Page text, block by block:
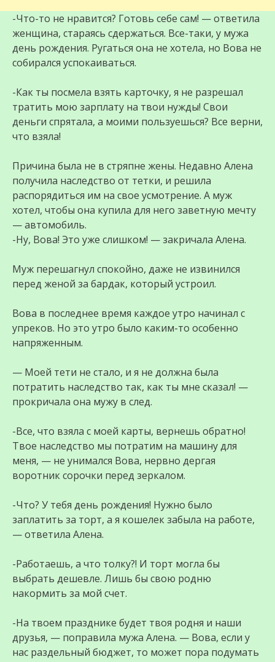
-Что-то не нравится? Готовь себе сам! — ответила
женщина, стараясь сдержаться. Все-таки, у мужа
день рождения. Ругаться она не хотела, но Вова не
собирался успокаиваться.
-Как ты посмела взять карточку, я не разрешал
тратить мою зарплату на твои нужды! Свои
деньги спрятала, а моими пользуешься? Все верни,
что взяла!
Причина была не в стряпне жены. Недавно Алена
получила наследство от тетки, и решила
распорядиться им на свое усмотрение. А муж
хотел, чтобы она купила для него заветную мечту
— автомобиль.
-Ну, Вова! Это уже слишком! — закричала Алена.
Муж перешагнул спокойно, даже не извинился
перед женой за бардак, который устроил.
Вова в последнее время каждое утро начинал с
упреков. Но это утро было каким-то особенно
напряженным.
— Моей тети не стало, и я не должна была
потратить наследство так, как ты мне сказал! —
прокричала она мужу в след.
-Все, что взяла с моей карты, вернешь обратно!
Твое наследство мы потратим на машину для
меня, — не унимался Вова, нервно дергая
воротник сорочки перед зеркалом.
-Что? У тебя день рождения! Нужно было
заплатить за торт, а я кошелек забыла на работе,
— ответила Алена.
-Работаешь, а что толку?! И торт могла бы
выбрать дешевле. Лишь бы свою родню
накормить за мой счет.
-На твоем празднике будет твоя родня и наши
друзья, — поправила мужа Алена. — Вова, если у
нас раздельный бюджет, то может пора подумать